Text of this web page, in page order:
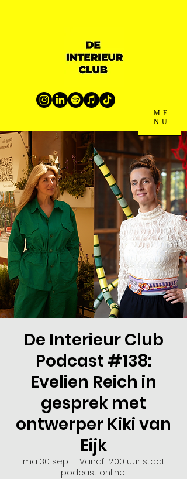
ME
NU
De Interieur Club
Podcast #138:
Evelien Reich in
gesprek met
ontwerper Kiki van
Eijk
ma 30 sep
Vanaf 12.00 uur staat
podcast online!